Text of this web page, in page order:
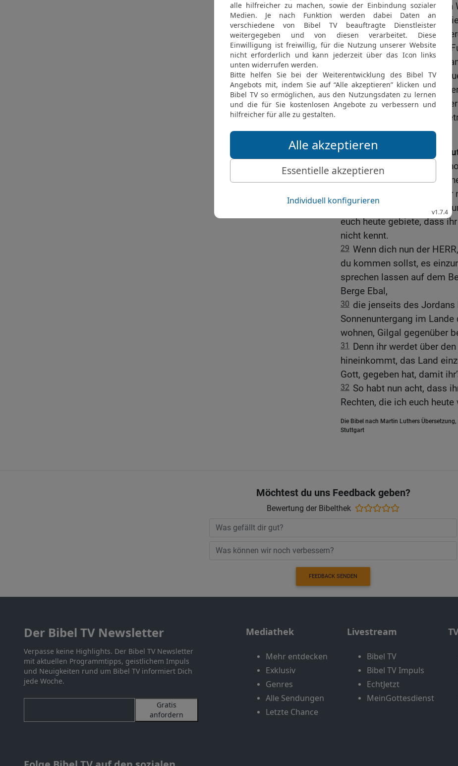
und wandelt in allen seinen
23 so wird der HERR alle
dass ihr größere und
24 Alles Land, darauf eure
Wüste bis an den Berg
ans Meer im Westen soll
25 Niemand wird euch
Schrecken vor euch wird
kommen lassen, das ihr
Segen und Fluch
26 Siehe, ich lege euch
den Segen, wenn ihr
eures Gottes, die ich euch
den Fluch aber, wenn
des HERRN, eures
euch heute gebiete, dass
nicht kennt.
29 Wenn dich nun der
du kommen sollst, es
sprechen lassen auf dem
Berge Ebal,
30 die jenseits des Jordans
Sonnenuntergang im
wohnen, Gilgal gegenüber
31
Denn ihr werdet über
hineinkommt, das Land
Gott, gegeben hat, damit
32 So habt nun acht, dass
Rechten, die ich euch heute
Die Bibel nach Martin Luthers
Stuttgart
Möchtest du uns Feedback geben?
Bewertung der Bibelthek
FEEDBACK SENDEN
Der Bibel TV Newsletter
Verpasse keine Highlights. Der Bibel TV Newsletter
mit aktuellen Programmtipps, geistlichem Impuls
und Neuigkeiten rund um Bibel TV informiert Dich
jede Woche.
Gratis
anfordern
Mediathek
Mehr entdecken
Exklusiv
Genres
Alle Sendungen
Letzte Chance
Livestream
Bibel TV
Bibel TV Impuls
EchtJetzt
MeinGottesdienst